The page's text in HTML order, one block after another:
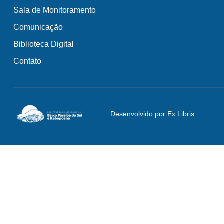
Sala de Monitoramento
Comunicação
Biblioteca Digital
Contato
Desenvolvido por Ex Libris